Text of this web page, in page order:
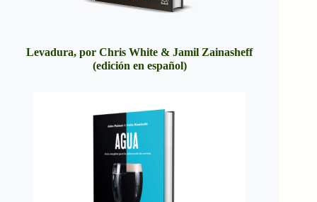
Levadura, por Chris White & Jamil Zainasheff
(edición en español)